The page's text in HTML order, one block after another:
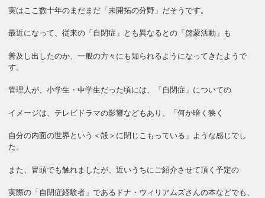
実はここ数十年のまだまだ「未開拓の分野」だそうです。
最近になって、従来の「自閉症」とも異なるとの「啓蒙活動」も
普及し出したのか、一般の方々にも知られるようになってきたようで
す。
管理人が、小学生・中学生だった頃には、「自閉症」についての
イメージは、テレビドラマの影響などもあり、「何か暗く狭く
自分の内面の世界という＜殻＞に閉じこもっている」ような感じでし
た。
また、冒頭でも触れましたが、近いうちにご紹介させて頂く予定の
実際の「自閉症経験者」であるドナ・ウィリアムズさんの本などでも、